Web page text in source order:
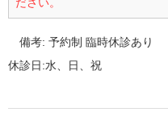
ださい。
備考:予約制 臨時休診あり
休診日:水、日、祝